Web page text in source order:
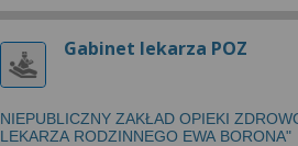
Gabinet lekarza POZ
NIEPUBLICZNY ZAKŁAD OPIEKI
LEKARZA RODZINNEGO EWA BORONA"